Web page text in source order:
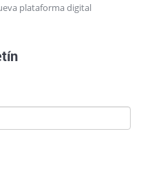
plataforma digital